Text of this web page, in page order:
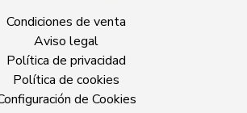
Condiciones de venta
Aviso legal
Política de privacidad
Política de cookies
de Cookies